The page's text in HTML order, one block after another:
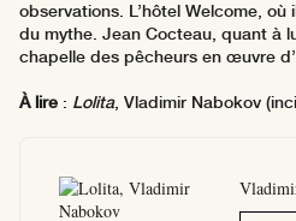
observations. L’hôtel Welcome,
du mythe. Jean Cocteau, quant à
chapelle des pêcheurs en œuvre
À lire : Lolita, Vladimir Nabokov